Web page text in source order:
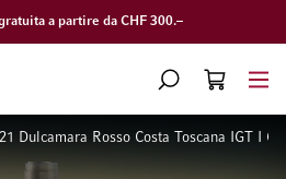
a partire da CHF 300.–
CERCA
CART
Dulcamara Rosso Costa Toscana IGT I
alla fine della galleria di immagini